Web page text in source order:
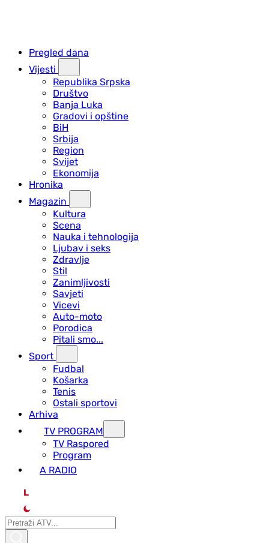
Pregled dana
Vijesti
Republika Srpska
Društvo
Banja Luka
Gradovi i opštine
BiH
Srbija
Region
Svijet
Ekonomija
Hronika
Magazin
Kultura
Scena
Nauka i tehnologija
Ljubav i seks
Zdravlje
Stil
Zanimljivosti
Savjeti
Vicevi
Auto-moto
Porodica
Pitali smo...
Sport
Fudbal
Košarka
Tenis
Ostali sportovi
Arhiva
TV PROGRAM
ТV Raspored
Program
A RADIO
L